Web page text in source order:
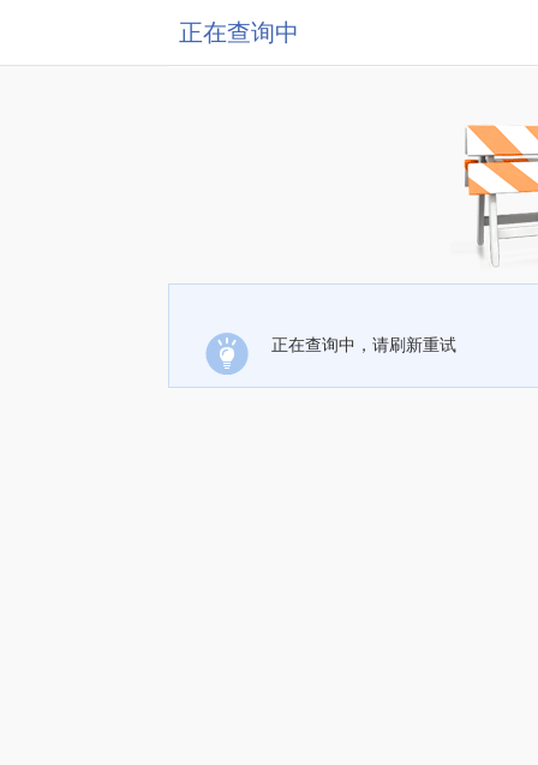
正在查询中
正在查询中，请刷新重试